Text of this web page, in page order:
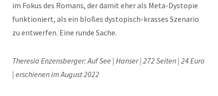
im Fokus des Romans, der damit eher als Meta-Dystopie
funktioniert, als ein bloßes dystopisch-krasses Szenario
zu entwerfen. Eine runde Sache.
Theresia Enzensberger: Auf See | Hanser | 272 Seiten | 24 Euro
| erschienen im August 2022